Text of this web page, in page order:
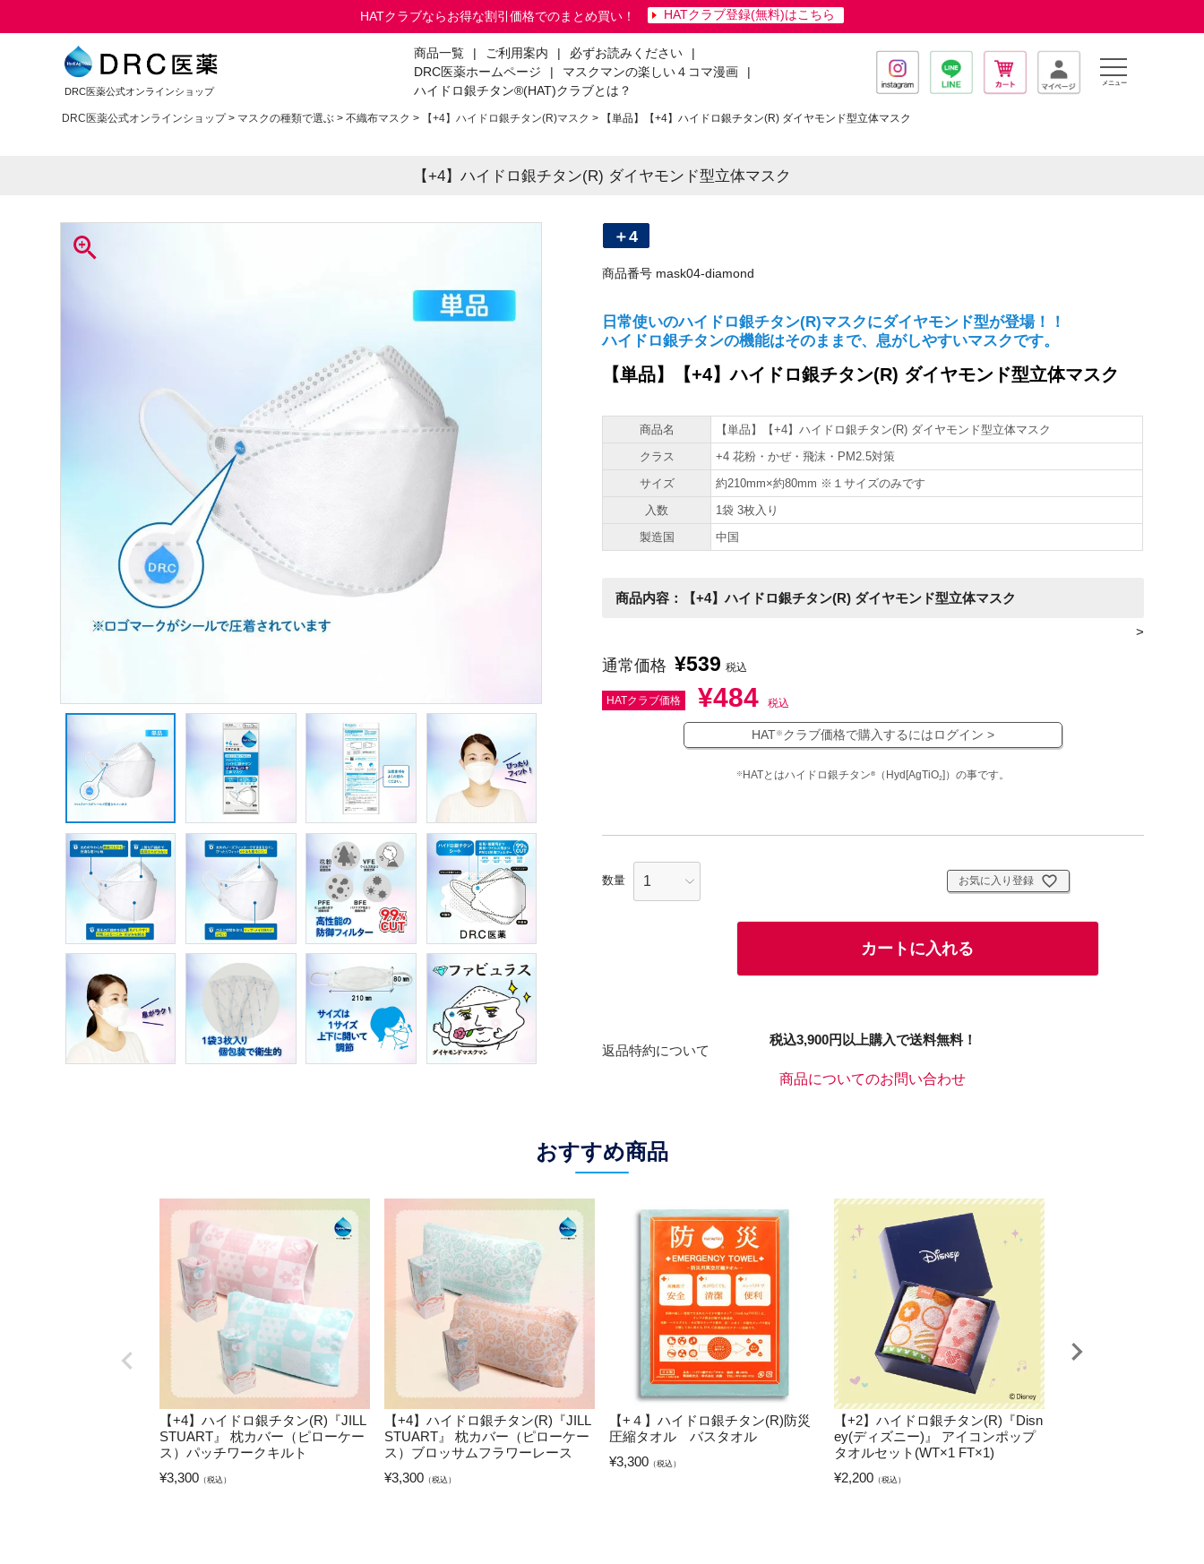
HATクラブならお得な割引価格でのまとめ買い！ HATクラブ登録(無料)はこちら
DRC医薬公式オンラインショップ
商品一覧 ご利用案内 必ずお読みください
DRC医薬ホームページ
マスクマンの楽しい４コマ漫画
ハイドロ銀チタン®(HAT)クラブとは？
メニュー
DRC医薬公式オンラインショップ マスクの種類で選ぶ 不織布マスク 【+4】ハイドロ銀チタン(R)マスク 【単品】【+4】ハイドロ銀チタン(R) ダイヤモンド型立体マスク
【+4】ハイドロ銀チタン(R) ダイヤモンド型立体マスク
＋4
商品番号 mask04-diamond
日常使いのハイドロ銀チタン(R)マスクにダイヤモンド型が登場！！
ハイドロ銀チタンの機能はそのままで、息がしやすいマスクです。
【単品】【+4】ハイドロ銀チタン(R) ダイヤモンド型立体マスク
商品名
【単品】【+4】ハイドロ銀チタン(R) ダイヤモンド型立体マスク
クラス
+4 花粉・かぜ・飛沫・PM2.5対策
サイズ
約210mm×約80mm ※１サイズのみです
入数
1袋 3枚入り
製造国
中国
商品内容：【+4】ハイドロ銀チタン(R) ダイヤモンド型立体マスク
>
通常価格 ¥539 税込
HATクラブ価格 ¥484 税込
HAT※ クラブ価格で購入するにはログイン >
※ HATとはハイドロ銀チタン®（Hyd[AgTiO2]）の事です。
お気に入り登録
カートに入れる
税込3,900円以上購入で送料無料！
返品特約について
商品についてのお問い合わせ
おすすめ商品
【+4】ハイドロ銀チタン(R)『JILL
STUART』 枕カバー（ピローケー
ス）パッチワークキルト
¥3,300 （税込）
【+4】ハイドロ銀チタン(R)『JILL
STUART』 枕カバー（ピローケー
ス）ブロッサムフラワーレース
¥3,300 （税込）
【+４】ハイドロ銀チタン(R)防災
圧縮タオル バスタオル
¥3,300 （税込）
【+2】ハイドロ銀チタン(R)『Disn
ey(ディズニー)』 アイコンポップ
タオルセット(WT×1 FT×1)
¥2,200 （税込）